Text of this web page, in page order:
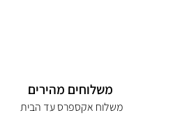
משלוחים מהירים
משלוח אקספרס עד הבית